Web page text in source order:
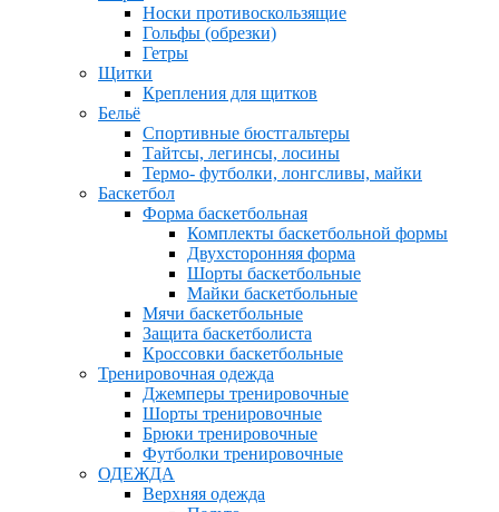
Носки противоскользящие
Гольфы (обрезки)
Гетры
Щитки
Крепления для щитков
Бельё
Спортивные бюстгальтеры
Тайтсы, легинсы, лосины
Термо- футболки, лонгсливы, майки
Баскетбол
Форма баскетбольная
Комплекты баскетбольной формы
Двухсторонняя форма
Шорты баскетбольные
Майки баскетбольные
Мячи баскетбольные
Защита баскетболиста
Кроссовки баскетбольные
Тренировочная одежда
Джемперы тренировочные
Шорты тренировочные
Брюки тренировочные
Футболки тренировочные
ОДЕЖДА
Верхняя одежда